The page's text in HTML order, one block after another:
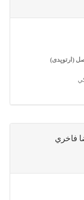
(ارتوپدی)
فاخري